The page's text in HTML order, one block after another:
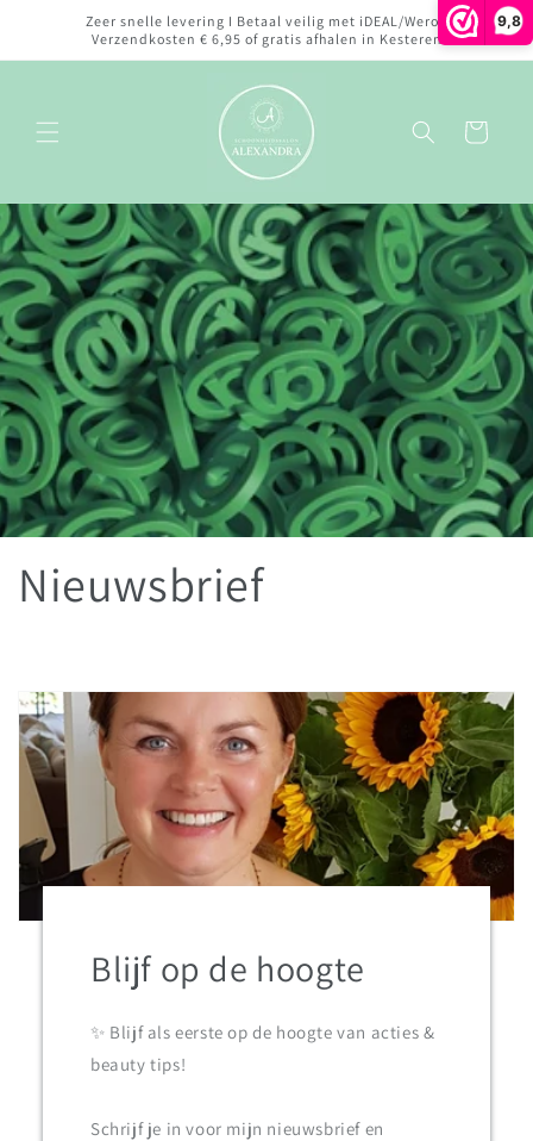
9,8
naar de
content
Zeer snelle levering I Betaal veilig met iDEAL/Wero I
Verzendkosten € 6,95 of gratis afhalen in Kesteren
Winkelwagen
Nieuwsbrief
Blijf op de hoogte
✨ Blijf als eerste op de hoogte van acties &
beauty tips!
Schrijf je in voor mijn nieuwsbrief en